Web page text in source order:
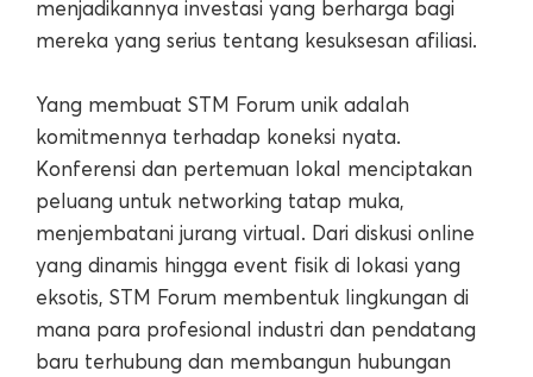
menjadikannya investasi yang berharga bagi
mereka yang serius tentang kesuksesan afiliasi.
Yang membuat STM Forum unik adalah
komitmennya terhadap koneksi nyata.
Konferensi dan pertemuan lokal menciptakan
peluang untuk networking tatap muka,
menjembatani jurang virtual. Dari diskusi online
yang dinamis hingga event fisik di lokasi yang
eksotis, STM Forum membentuk lingkungan di
mana para profesional industri dan pendatang
baru terhubung dan membangun hubungan